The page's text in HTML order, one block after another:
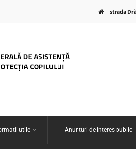
strada
utile Anunturi de interes public